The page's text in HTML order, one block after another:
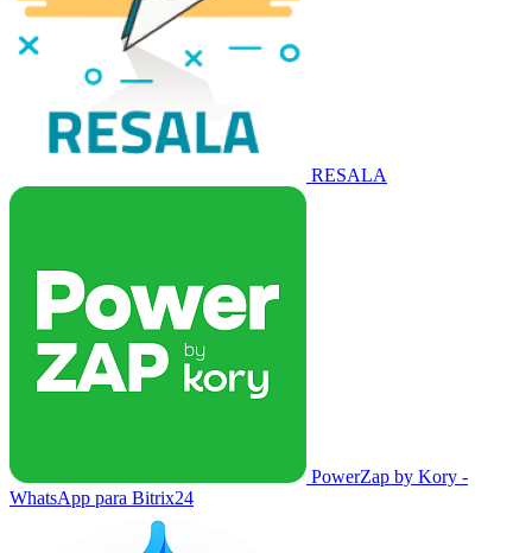
RESALA
PowerZap by Kory -
WhatsApp para Bitrix24